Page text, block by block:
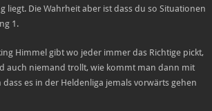
liegt. Die Wahrheit aber ist dass du so Situationen
1.
Himmel gibt wo jeder immer das Richtige pickt,
auch niemand trollt, wie kommt man dann mit
es in der Heldenliga jemals vorwärts gehen